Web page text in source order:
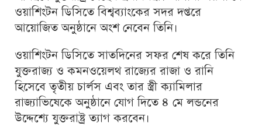
ওয়াশিংটন ডিসিতে বিশ্বব্যাংকের সদর দপ্তরে
আয়োজিত অনুষ্ঠানে অংশ নেবেন তিনি।
ওয়াশিংটন ডিসিতে সাতদিনের সফর শেষ করে তিনি
যুক্তরাজ্য ও কমনওয়েলথ রাজ্যের রাজা ও রানি
হিসেবে তৃতীয় চার্লস এবং তার স্ত্রী ক্যামিলার
রাজ্যাভিষেকে অনুষ্ঠানে যোগ দিতে ৪ মে লন্ডনের
উদ্দেশ্যে যুক্তরাষ্ট্র ত্যাগ করবেন।